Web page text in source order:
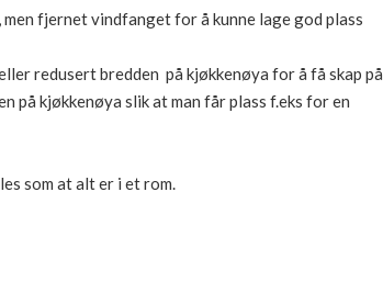
fjernet vindfanget for å kunne lage god plass
redusert bredden på kjøkkenøya for å få skap på
på kjøkkenøya slik at man får plass f.eks for en
som at alt er i et rom.